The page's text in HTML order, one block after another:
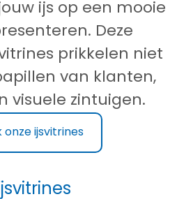
ijs op een mooie
Deze
prikkelen niet
van klanten,
visuele zintuigen.
onze ijsvitrines